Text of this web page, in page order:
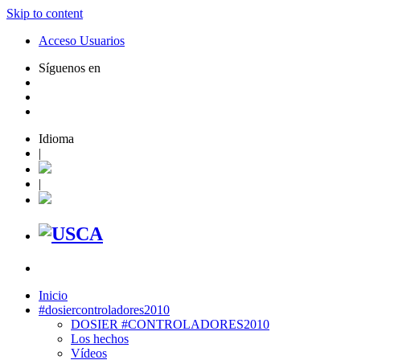
Skip to content
Acceso Usuarios
Síguenos en
Idioma
|
|
Inicio
#dosiercontroladores2010
DOSIER #CONTROLADORES2010
Los hechos
Vídeos